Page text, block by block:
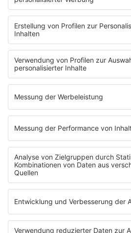
NotAufnahme
"Bewerbung und Karriere"
Aber bitte mit Schlager
Erdbeerkäse
Fitness mit M.A.R.K
Glück in Worten
Todesursache
Niemand muss ein Promi sein
PROGRAMM
Mit den Waffeln einer Frau
SERVICE
Empfang
barba radio App
Impressum
Datenschutz Facebook & Instagram